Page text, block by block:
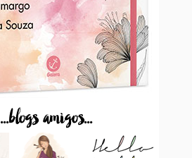
...blogs amigos...